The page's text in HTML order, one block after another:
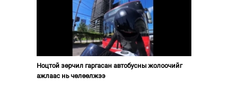
Ноцтой зөрчил гаргасан автобусны жолоочийг
ажлаас нь чөлөөлжээ